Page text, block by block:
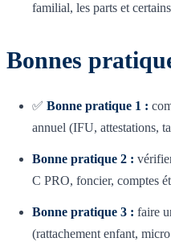
familial, les parts et
Bonnes
✅ Bonne pratique 1 :
annuel (IFU, attestations,
Bonne pratique 2 :
C PRO, foncier, comptes
Bonne pratique 3 : faire
(rattachement enfant,